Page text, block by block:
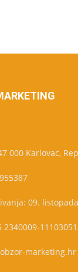
000 Karlovac,
09.
2340009-
marketing.hr